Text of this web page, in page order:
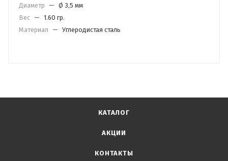
Диаметр
— Ø 3,5 мм
Вес — 1.60 гр.
Материал
— Углеродистая сталь
КАТАЛОГ
АКЦИИ
КОНТАКТЫ